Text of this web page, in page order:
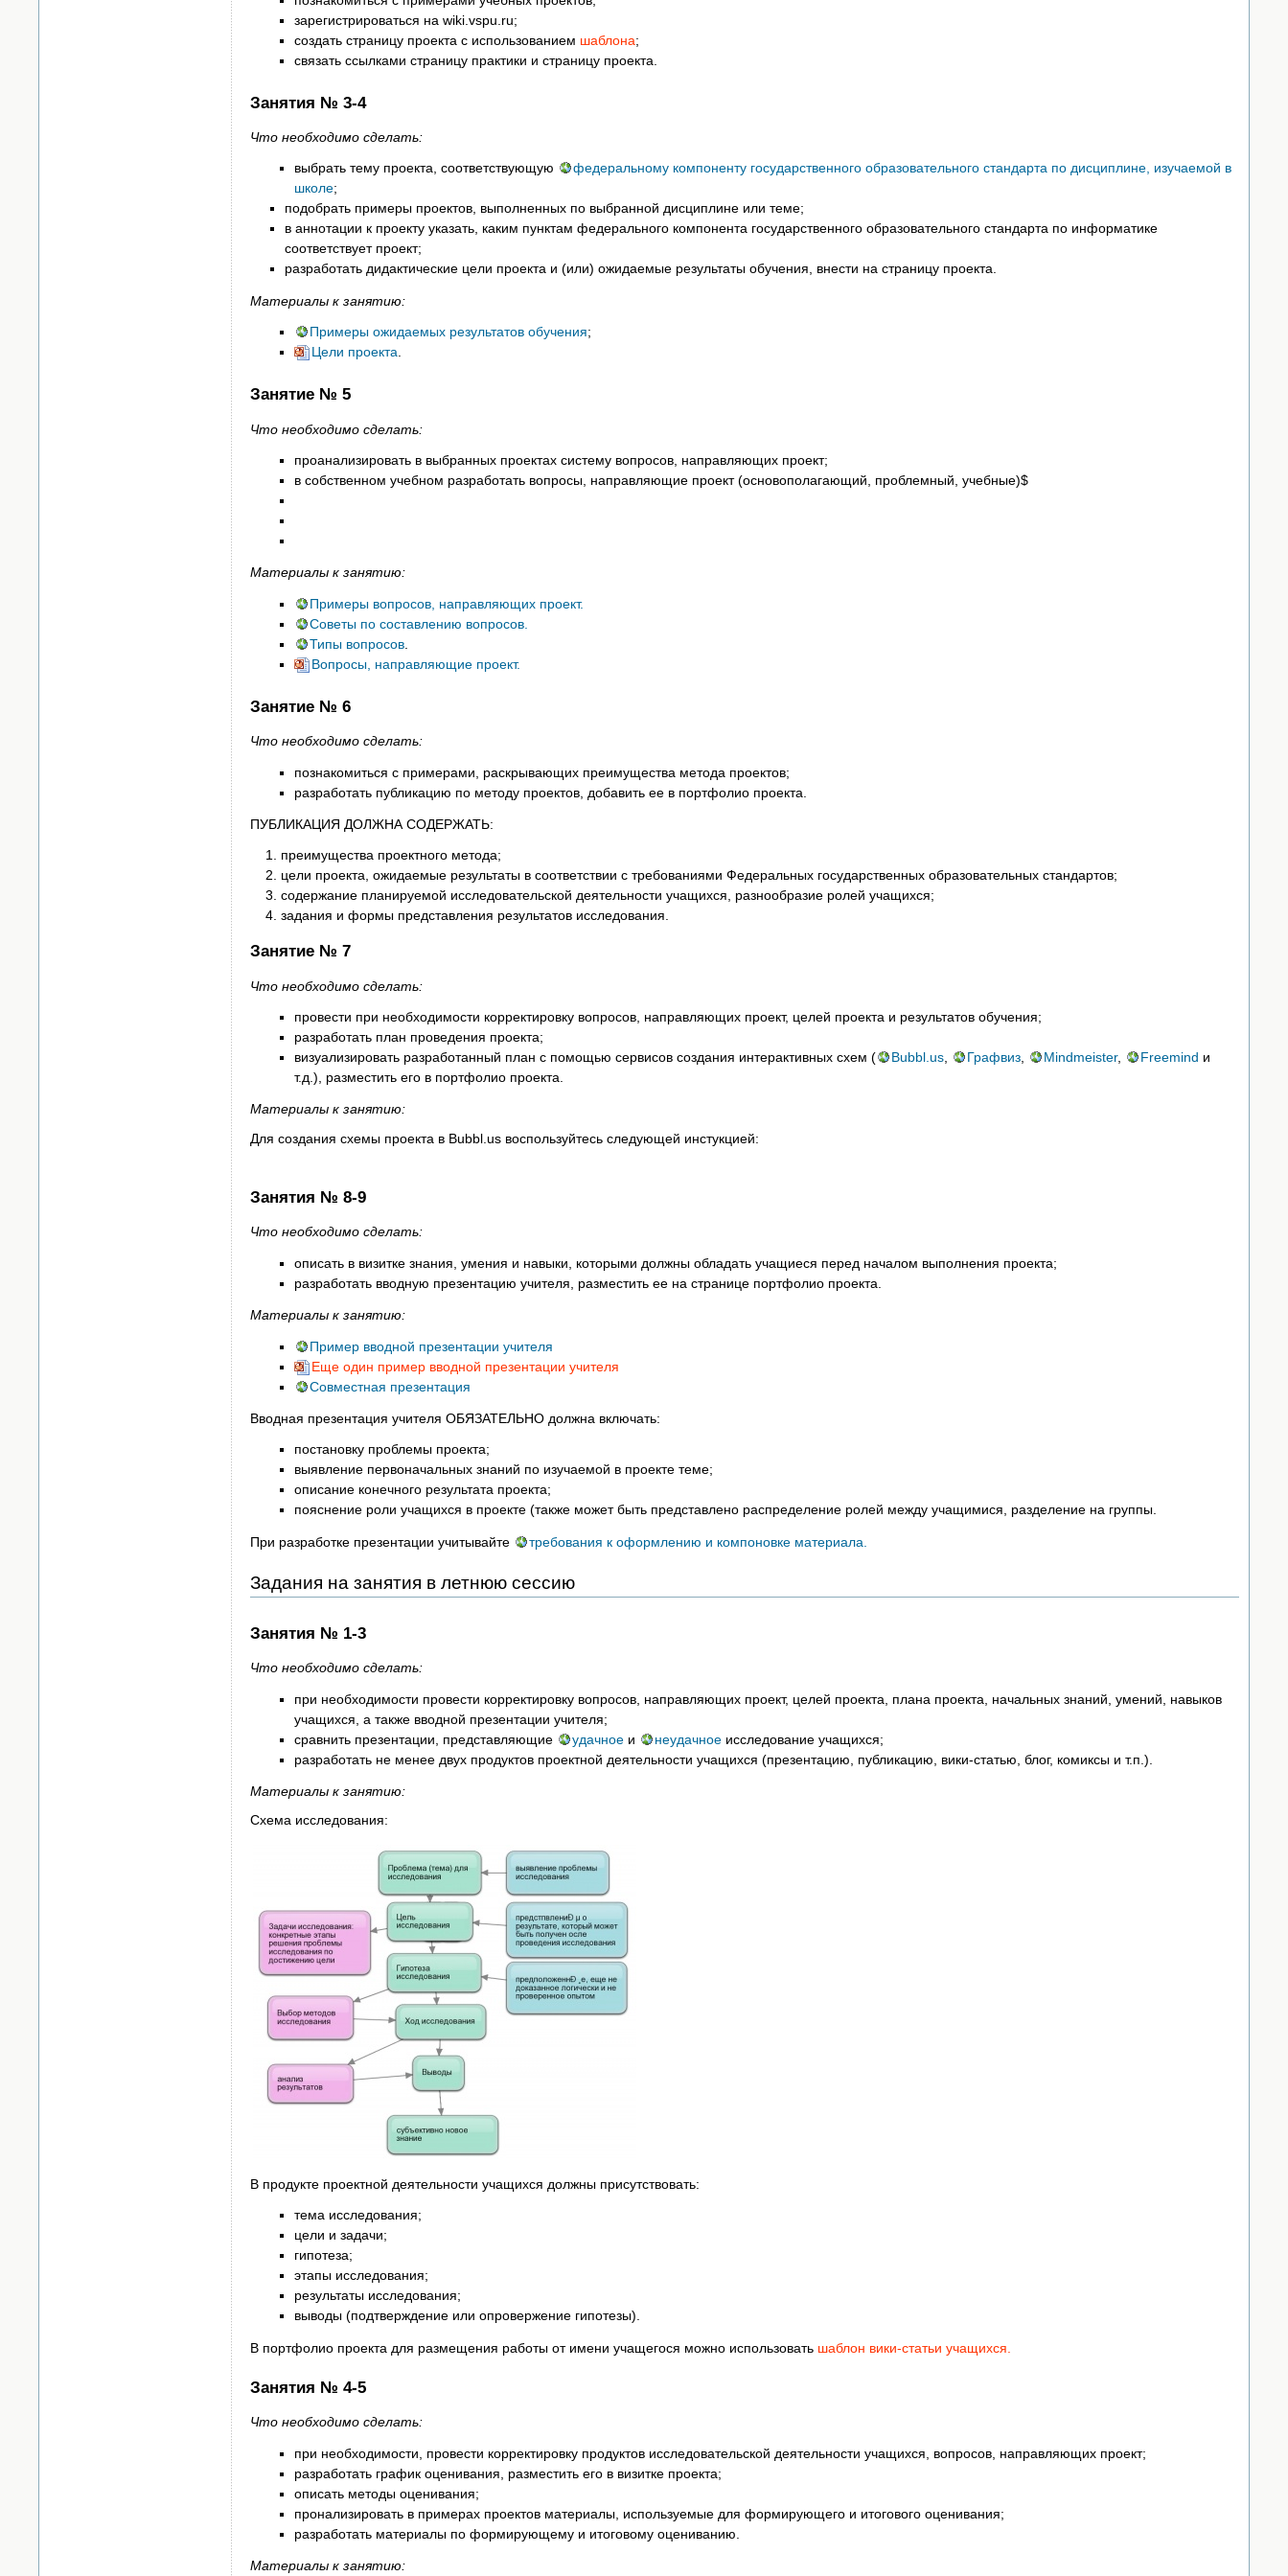
зарегистрироваться на wiki.vspu.ru;
создать страницу проекта с использованием шаблона;
связать ссылками страницу практики и страницу проекта.
Занятия № 3-4
Что необходимо сделать:
выбрать тему проекта, соответствующую
федеральному компоненту государственного образовательного стандарта по дисциплине, изучаемой в
школе;
подобрать примеры проектов, выполненных по выбранной дисциплине или теме;
в аннотации к проекту указать, каким пунктам федерального компонента государственного образовательного стандарта по информатике
соответствует проект;
разработать дидактические цели проекта и (или) ожидаемые результаты обучения, внести на страницу проекта.
Материалы к занятию:
Примеры ожидаемых результатов обучения;
Цели проекта.
Занятие № 5
Что необходимо сделать:
проанализировать в выбранных проектах систему вопросов, направляющих проект;
в собственном учебном разработать вопросы, направляющие проект (основополагающий, проблемный, учебные)$
Материалы к занятию:
Примеры вопросов, направляющих проект.
Советы по составлению вопросов.
Типы вопросов
Вопросы, направляющие проект.
Занятие № 6
Что необходимо сделать:
познакомиться с примерами, раскрывающих преимущества метода проектов;
разработать публикацию по методу проектов, добавить ее в портфолио проекта.
ПУБЛИКАЦИЯ ДОЛЖНА СОДЕРЖАТЬ:
преимущества проектного метода;
цели проекта, ожидаемые результаты в соответствии с требованиями Федеральных государственных образовательных стандартов;
содержание планируемой исследовательской деятельности учащихся, разнообразие ролей учащихся;
задания и формы представления результатов исследования.
Занятие № 7
Что необходимо сделать:
провести при необходимости корректировку вопросов, направляющих проект, целей проекта и результатов обучения;
разработать план проведения проекта;
визуализировать разработанный план с помощью сервисов создания интерактивных схем (
Bubbl.us Графвиз Mindmeister, Freemind и
т.д.), разместить его в портфолио проекта.
Материалы к занятию:
Для создания схемы проекта в Bubbl.us воспользуйтесь следующей инстукцией:
Занятия № 8-9
Что необходимо сделать:
описать в визитке знания, умения и навыки, которыми должны обладать учащиеся перед началом выполнения проекта;
разработать вводную презентацию учителя, разместить ее на странице портфолио проекта.
Материалы к занятию:
Пример вводной презентации учителя
Еще один пример вводной презентации учителя
Совместная презентация
Вводная презентация учителя ОБЯЗАТЕЛЬНО должна включать:
постановку проблемы проекта;
выявление первоначальных знаний по изучаемой в проекте теме;
описание конечного результата проекта;
пояснение роли учащихся в проекте (также может быть представлено распределение ролей между учащимися, разделение на группы.
При разработке презентации учитывайте требования к оформлению и компоновке материала.
Задания на занятия в летнюю сессию
Занятия № 1-3
Что необходимо сделать:
при необходимости провести корректировку вопросов, направляющих проект, целей проекта, плана проекта, начальных знаний, умений, навыков
учащихся, а также вводной презентации учителя;
сравнить презентации, представляющие
удачное и неудачное исследование учащихся;
разработать не менее двух продуктов проектной деятельности учащихся (презентацию, публикацию, вики-статью, блог, комиксы и т.п.).
Материалы к занятию:
Схема исследования:
В продукте проектной деятельности учащихся должны присутствовать:
тема исследования;
цели и задачи;
гипотеза;
этапы исследования;
результаты исследования;
выводы (подтверждение или опровержение гипотезы).
В портфолио проекта для размещения работы от имени учащегося можно использовать шаблон вики-статьи учащихся.
Занятия № 4-5
Что необходимо сделать:
при необходимости, провести корректировку продуктов исследовательской деятельности учащихся, вопросов, направляющих проект;
разработать график оценивания, разместить его в визитке проекта;
описать методы оценивания;
пронализировать в примерах проектов материалы, используемые для формирующего и итогового оценивания;
разработать материалы по формирующему и итоговому оцениванию.
Материалы к занятию: